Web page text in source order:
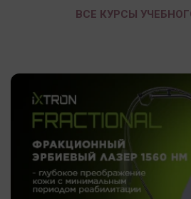
ВСЕ КУРСЫ